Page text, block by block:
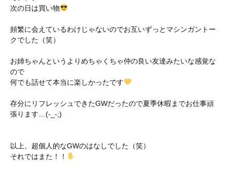
次の日は買い物
頻繁に会えているわけじゃないのでお互いずっとマシンガントー
クでした（笑）
お姉ちゃんというよりめちゃくちゃ仲の良い友達みたいな感覚な
ので
何でも話せて本当に楽しかったです
存分にリフレッシュできたGWだったので夏季休暇までお仕事頑
張ります…(-_-;)
以上、超個人的なGWのはなしでした（笑）
それではまた！！